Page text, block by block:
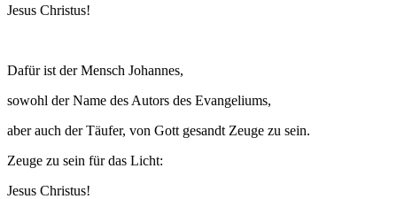
Jesus Christus!
Dafür ist der Mensch Johannes,
sowohl der Name des Autors des Evangeliums,
aber auch der Täufer, von Gott gesandt Zeuge zu sein.
Zeuge zu sein für das Licht:
Jesus Christus!